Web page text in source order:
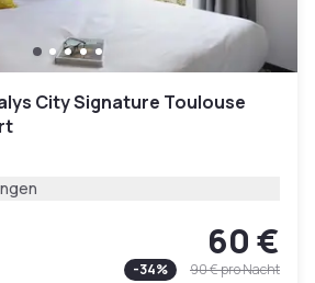
City Signature Toulouse
60 €
-34% 90 €pro Nacht